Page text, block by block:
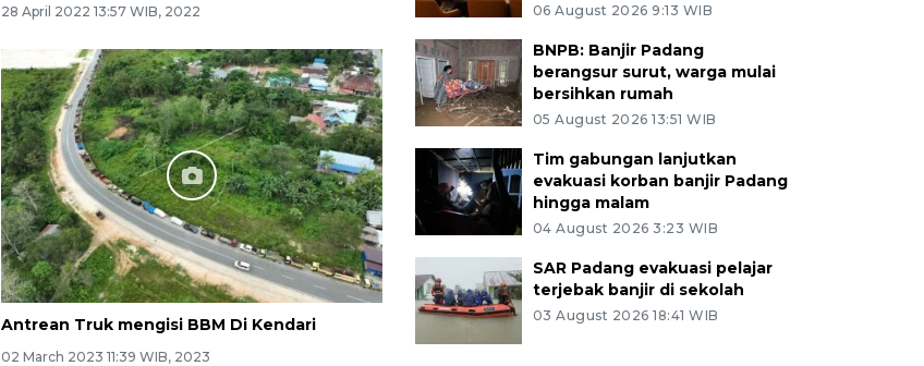
28 April 2022 13:57 WIB, 2022
Antrean Truk mengisi BBM Di Kendari
02 March 2023 11:39 WIB, 2023
06 August 2026 9:13 WIB
BNPB: Banjir Padang
berangsur surut, warga mulai
bersihkan rumah
05 August 2026 13:51 WIB
Tim gabungan lanjutkan
evakuasi korban banjir Padang
hingga malam
04 August 2026 3:23 WIB
SAR Padang evakuasi pelajar
terjebak banjir di sekolah
03 August 2026 18:41 WIB